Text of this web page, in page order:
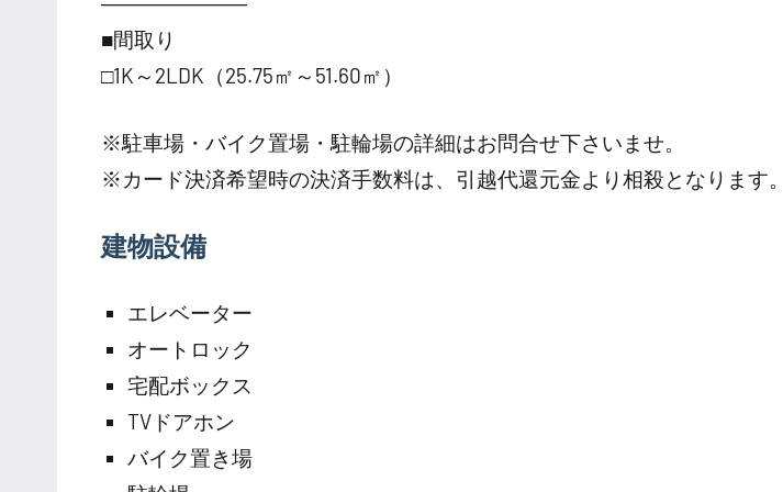
■間取り
□1K～2LDK（25.75㎡～51.60㎡）
※駐車場・バイク置場・駐輪場の詳細はお問合せ下さいませ。
※カード決済希望時の決済手数料は、引越代還元金より相殺となります。
建物設備
エレベーター
オートロック
宅配ボックス
TVドアホン
バイク置き場